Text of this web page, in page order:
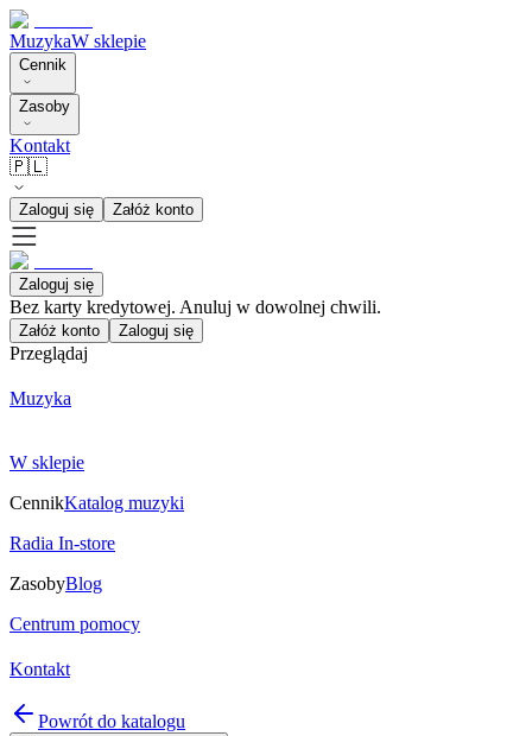
MuzykaW sklepie
Cennik
Zasoby
Kontakt
🇵🇱
Zaloguj się Załóż konto
Zaloguj się
Bez karty kredytowej. Anuluj w dowolnej chwili.
Załóż konto Zaloguj się
Przeglądaj
Muzyka
W sklepie
CennikKatalog muzyki
Radia In-store
ZasobyBlog
Centrum pomocy
Kontakt
Powrót do katalogu